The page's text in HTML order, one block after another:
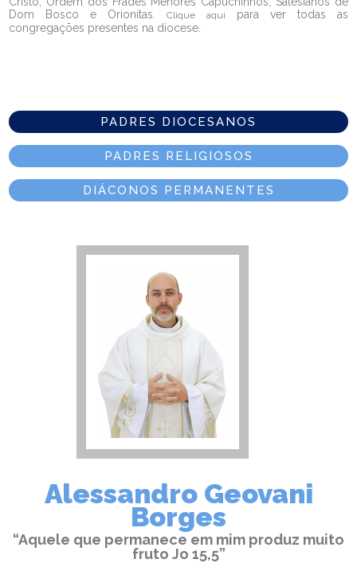
Dom Bosco e Orionitas.Clique aqui
para ver todas as
congregações presentes na diocese.
PADRES DIOCESANOS
PADRES RELIGIOSOS
DIÁCONOS PERMANENTES
Alessandro Geovani
Borges
“Aquele que permanece em mim produz muito
fruto Jo 15,5”